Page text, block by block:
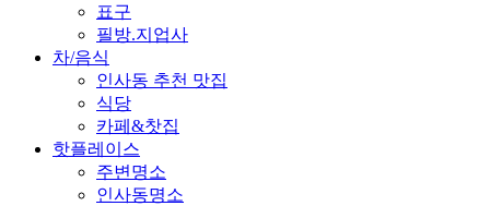
표구
필방.지업사
차/음식
인사동 추천 맛집
식당
카페&찻집
핫플레이스
주변명소
인사동명소